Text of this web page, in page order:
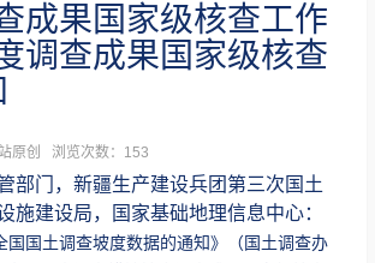
成果国家级核查工作
调查成果国家级核查
原创 浏览次数： 153
部门，新疆生产建设兵团第三次国土
建设局，国家基础地理信息中心：
国土调查坡度数据的通知》（国土调查办